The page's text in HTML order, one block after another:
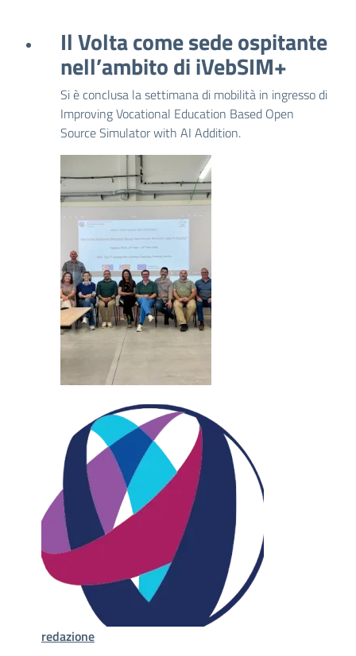
Il Volta come sede ospitante
nell’ambito di iVebSIM+
Si è conclusa la settimana di mobilità in ingresso di
Improving Vocational Education Based Open
Source Simulator with AI Addition.
redazione